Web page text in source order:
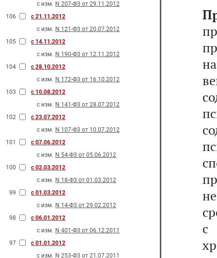
с изм. N 207-Ф3 от 29.11.2012
106
с 21.11.2012
с изм. N 121-Ф3 от 20.07.2012
105
с 14.11.2012
с изм. N 190-Ф3 от 12.11.2012
104
с 28.10.2012
с изм. N 172-Ф3 от 16.10.2012
103
с 10.08.2012
с изм. N 141-Ф3 от 28.07.2012
102
с 23.07.2012
с изм. N 107-Ф3 от 10.07.2012
101
с 07.06.2012
с изм. N 54-Ф3 от 05.06.2012
100
с 02.03.2012
с изм. N 18-Ф3 от 01.03.2012
99
с 01.03.2012
с изм. N 14-Ф3 от 29.02.2012
98
с 06.01.2012
с изм. N 401-Ф3 от 06.12.2011
97
с 01.01.2012
с изм. N 253-Ф3 от 21.07.2011
с